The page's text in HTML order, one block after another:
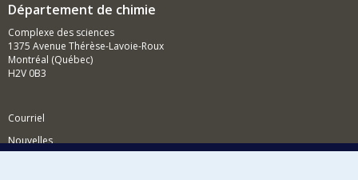
Département de chimie
Complexe des sciences
1375 Avenue Thérèse-Lavoie-Roux
Montréal (Québec)
H2V 0B3
Courriel
Nouvelles